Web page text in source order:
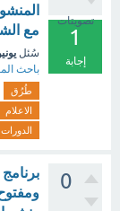
تصويتات
1
إجابة
مع
سُئل يونيو
باحث
طُرُق
الاعلام
الدورات
0